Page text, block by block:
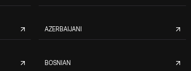
AZERBAIJANI
BOSNIAN